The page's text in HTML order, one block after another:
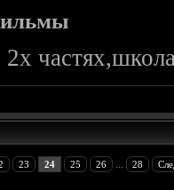
2х
23 24 25 26 28